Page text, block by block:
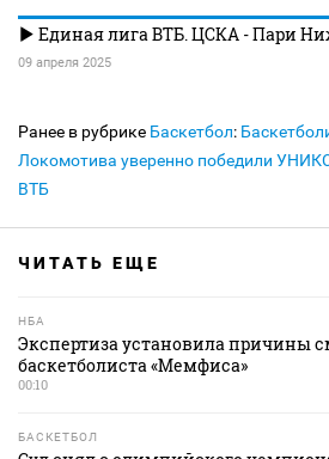
Единая лига ВТБ. ЦСКА - Пари
09 апреля 2025
Ранее в рубрике Баскетбол:
Локомотива уверенно победили
ВТБ
ЧИТАТЬ ЕЩЕ
НБА
Экспертиза установила причины
баскетболиста «Мемфиса»
00:10
БАСКЕТБОЛ